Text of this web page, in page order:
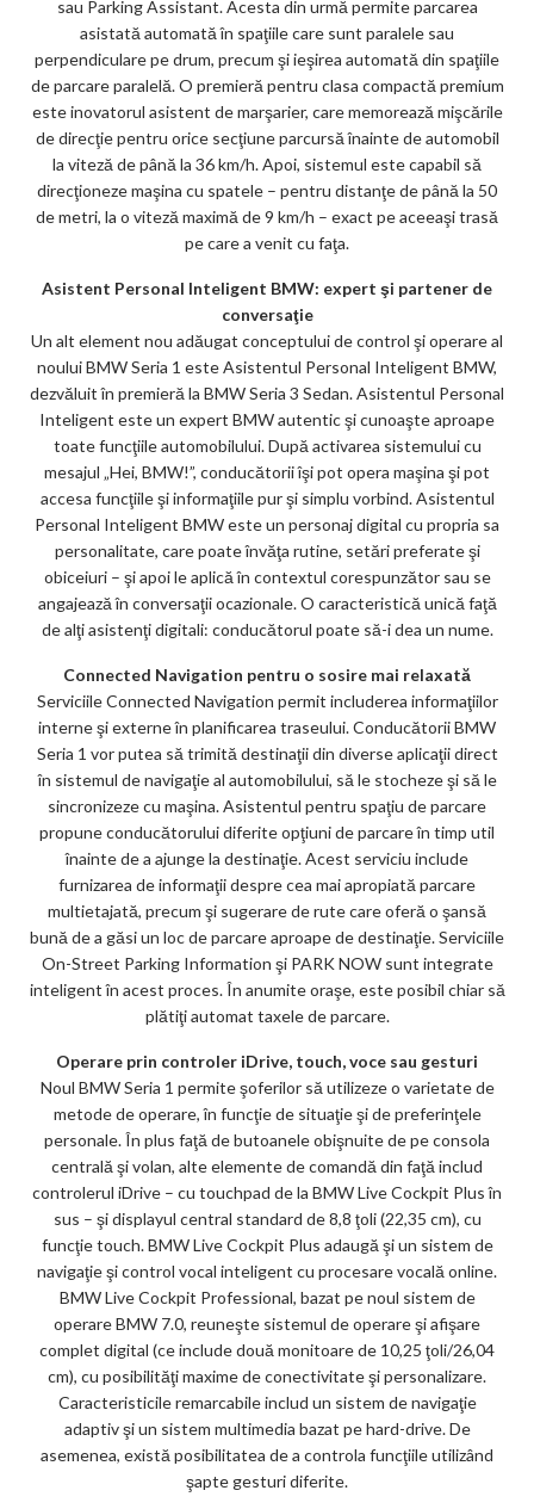
sau Parking Assistant. Acesta din urmă permite parcarea
asistată automată în spaţiile care sunt paralele sau
perpendiculare pe drum, precum şi ieşirea automată din spaţiile
de parcare paralelă. O premieră pentru clasa compactă premium
este inovatorul asistent de marşarier, care memorează mişcările
de direcţie pentru orice secţiune parcursă înainte de automobil
la viteză de până la 36 km/h. Apoi, sistemul este capabil să
direcţioneze maşina cu spatele – pentru distanţe de până la 50
de metri, la o viteză maximă de 9 km/h – exact pe aceeaşi trasă
pe care a venit cu faţa.
Asistent Personal Inteligent BMW: expert şi partener de
conversaţie
Un alt element nou adăugat conceptului de control şi operare al
noului BMW Seria 1 este Asistentul Personal Inteligent BMW,
dezvăluit în premieră la BMW Seria 3 Sedan. Asistentul Personal
Inteligent este un expert BMW autentic şi cunoaşte aproape
toate funcţiile automobilului. După activarea sistemului cu
mesajul „Hei, BMW!”, conducătorii îşi pot opera maşina şi pot
accesa funcţiile şi informaţiile pur şi simplu vorbind. Asistentul
Personal Inteligent BMW este un personaj digital cu propria sa
personalitate, care poate învăţa rutine, setări preferate şi
obiceiuri – şi apoi le aplică în contextul corespunzător sau se
angajează în conversaţii ocazionale. O caracteristică unică faţă
de alţi asistenţi digitali: conducătorul poate să-i dea un nume.
Connected Navigation pentru o sosire mai relaxată
Serviciile Connected Navigation permit includerea informaţiilor
interne şi externe în planificarea traseului. Conducătorii BMW
Seria 1 vor putea să trimită destinaţii din diverse aplicaţii direct
în sistemul de navigaţie al automobilului, să le stocheze şi să le
sincronizeze cu maşina. Asistentul pentru spaţiu de parcare
propune conducătorului diferite opţiuni de parcare în timp util
înainte de a ajunge la destinaţie. Acest serviciu include
furnizarea de informaţii despre cea mai apropiată parcare
multietajată, precum şi sugerare de rute care oferă o şansă
bună de a găsi un loc de parcare aproape de destinaţie. Serviciile
On-Street Parking Information şi PARK NOW sunt integrate
inteligent în acest proces. În anumite oraşe, este posibil chiar să
plătiţi automat taxele de parcare.
Operare prin controler iDrive, touch, voce sau gesturi
Noul BMW Seria 1 permite şoferilor să utilizeze o varietate de
metode de operare, în funcţie de situaţie şi de preferinţele
personale. În plus faţă de butoanele obişnuite de pe consola
centrală şi volan, alte elemente de comandă din faţă includ
controlerul iDrive – cu touchpad de la BMW Live Cockpit Plus în
sus – şi displayul central standard de 8,8 ţoli (22,35 cm), cu
funcţie touch. BMW Live Cockpit Plus adaugă şi un sistem de
navigaţie şi control vocal inteligent cu procesare vocală online.
BMW Live Cockpit Professional, bazat pe noul sistem de
operare BMW 7.0, reuneşte sistemul de operare şi afişare
complet digital (ce include două monitoare de 10,25 ţoli/26,04
cm), cu posibilităţi maxime de conectivitate şi personalizare.
Caracteristicile remarcabile includ un sistem de navigaţie
adaptiv şi un sistem multimedia bazat pe hard-drive. De
asemenea, există posibilitatea de a controla funcţiile utilizând
şapte gesturi diferite.